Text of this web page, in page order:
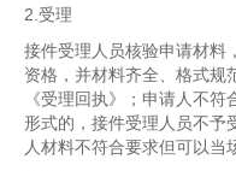
2.受理
接件受理人员核验申请材料
资格，并材料齐全、格式规
《受理回执》；申请人不
形式的，接件受理人员不予
人材料不符合要求但可以当